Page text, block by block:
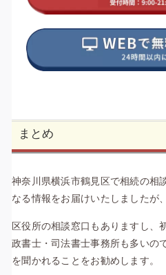
まとめ
神奈川県横浜市鶴見区で相続の相
なる情報をお届けいたしましたが
区役所の相談窓口もありますし、
政書士・司法書士事務所も多いの
を聞かれることをお勧めします。